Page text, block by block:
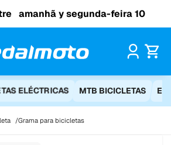
amanhã y segunda-feira 10
ELÉCTRICAS MTB BICICLETAS
Grama para bicicletas